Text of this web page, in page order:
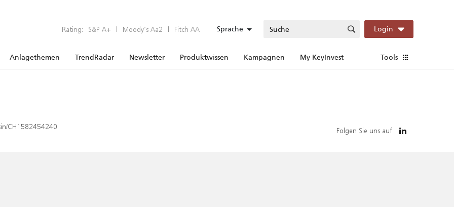
Rating: S&P A+ | Moody’s Aa2 | Fitch AA Sprache Login
Anlagethemen TrendRadar Newsletter Produktwissen Kampagnen My KeyInvest Tools
CH1582454240 Folgen Sie uns auf